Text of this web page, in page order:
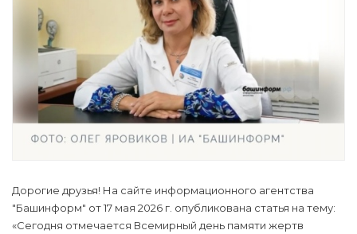
Дорогие друзья! На сайте информационного агентства
"Башинформ" от 17 мая 2026 г. опубликована статья на тему:
«Сегодня отмечается Всемирный день памяти жертв